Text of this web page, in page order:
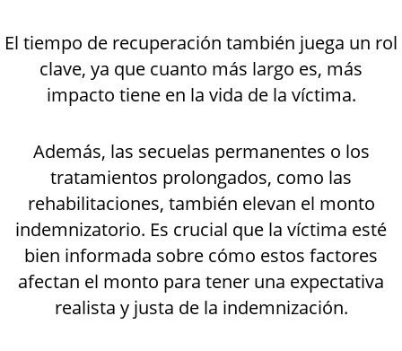
El tiempo de recuperación también juega un rol
clave, ya que cuanto más largo es, más
impacto tiene en la vida de la víctima.
Además, las secuelas permanentes o los
tratamientos prolongados, como las
rehabilitaciones, también elevan el monto
indemnizatorio. Es crucial que la víctima esté
bien informada sobre cómo estos factores
afectan el monto para tener una expectativa
realista y justa de la indemnización.